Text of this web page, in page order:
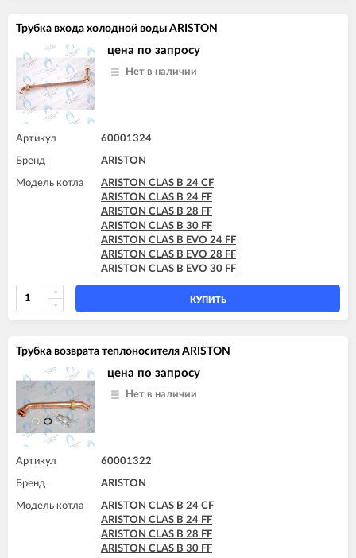
Трубка входа холодной воды ARISTON
цена по запросу
Нет в наличии
Артикул 60001324
Бренд ARISTON
Модель котла
ARISTON CLAS B 24 CF
ARISTON CLAS B 24 FF
ARISTON CLAS B 28 FF
ARISTON CLAS B 30 FF
ARISTON CLAS B EVO 24 FF
ARISTON CLAS B EVO 28 FF
ARISTON CLAS B EVO 30 FF
КУПИТЬ
Трубка возврата теплоносителя ARISTON
цена по запросу
Нет в наличии
Артикул 60001322
Бренд ARISTON
Модель котла
ARISTON CLAS B 24 CF
ARISTON CLAS B 24 FF
ARISTON CLAS B 28 FF
ARISTON CLAS B 30 FF